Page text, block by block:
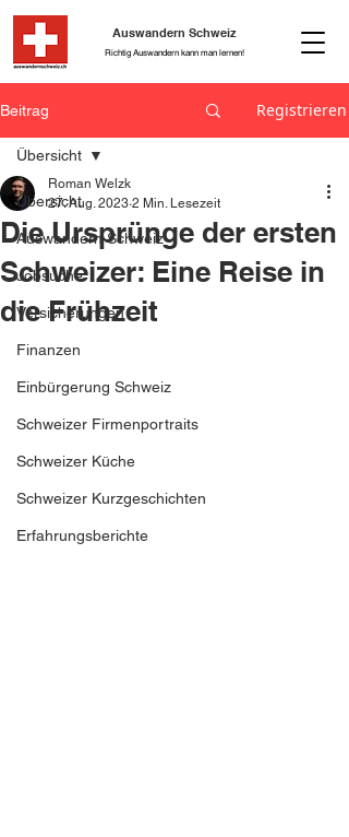
Richtig Auswandern kann man lernen!
Auswandern Schweiz
Beitrag Registrieren
Übersicht
Auswandern Schweiz
Jobsuche
Versicherungen
Finanzen
Einbürgerung Schweiz
Schweizer Firmenportraits
Schweizer Küche
Schweizer Kurzgeschichten
Erfahrungsberichte
Übersicht
Die Ursprünge der ersten
Schweizer: Eine Reise in
die Frühzeit
Roman Welzk
27. Aug. 2023 2 Min. Lesezeit